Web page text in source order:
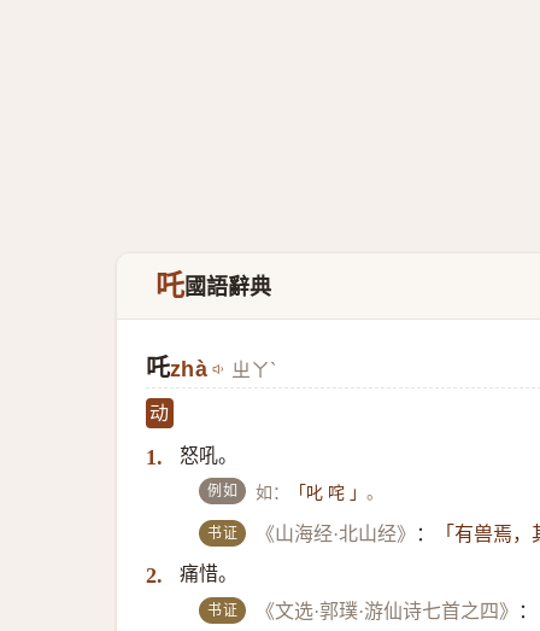
吒國語辭典
吒zhà ㄓㄚˋ
动
1. 怒吼。
例如 如： 「叱 咤 」。
书证 《山海经·北山经》 ： 「有兽焉
2. 痛惜。
书证 《文选·郭璞·游仙诗七首之四》 ：